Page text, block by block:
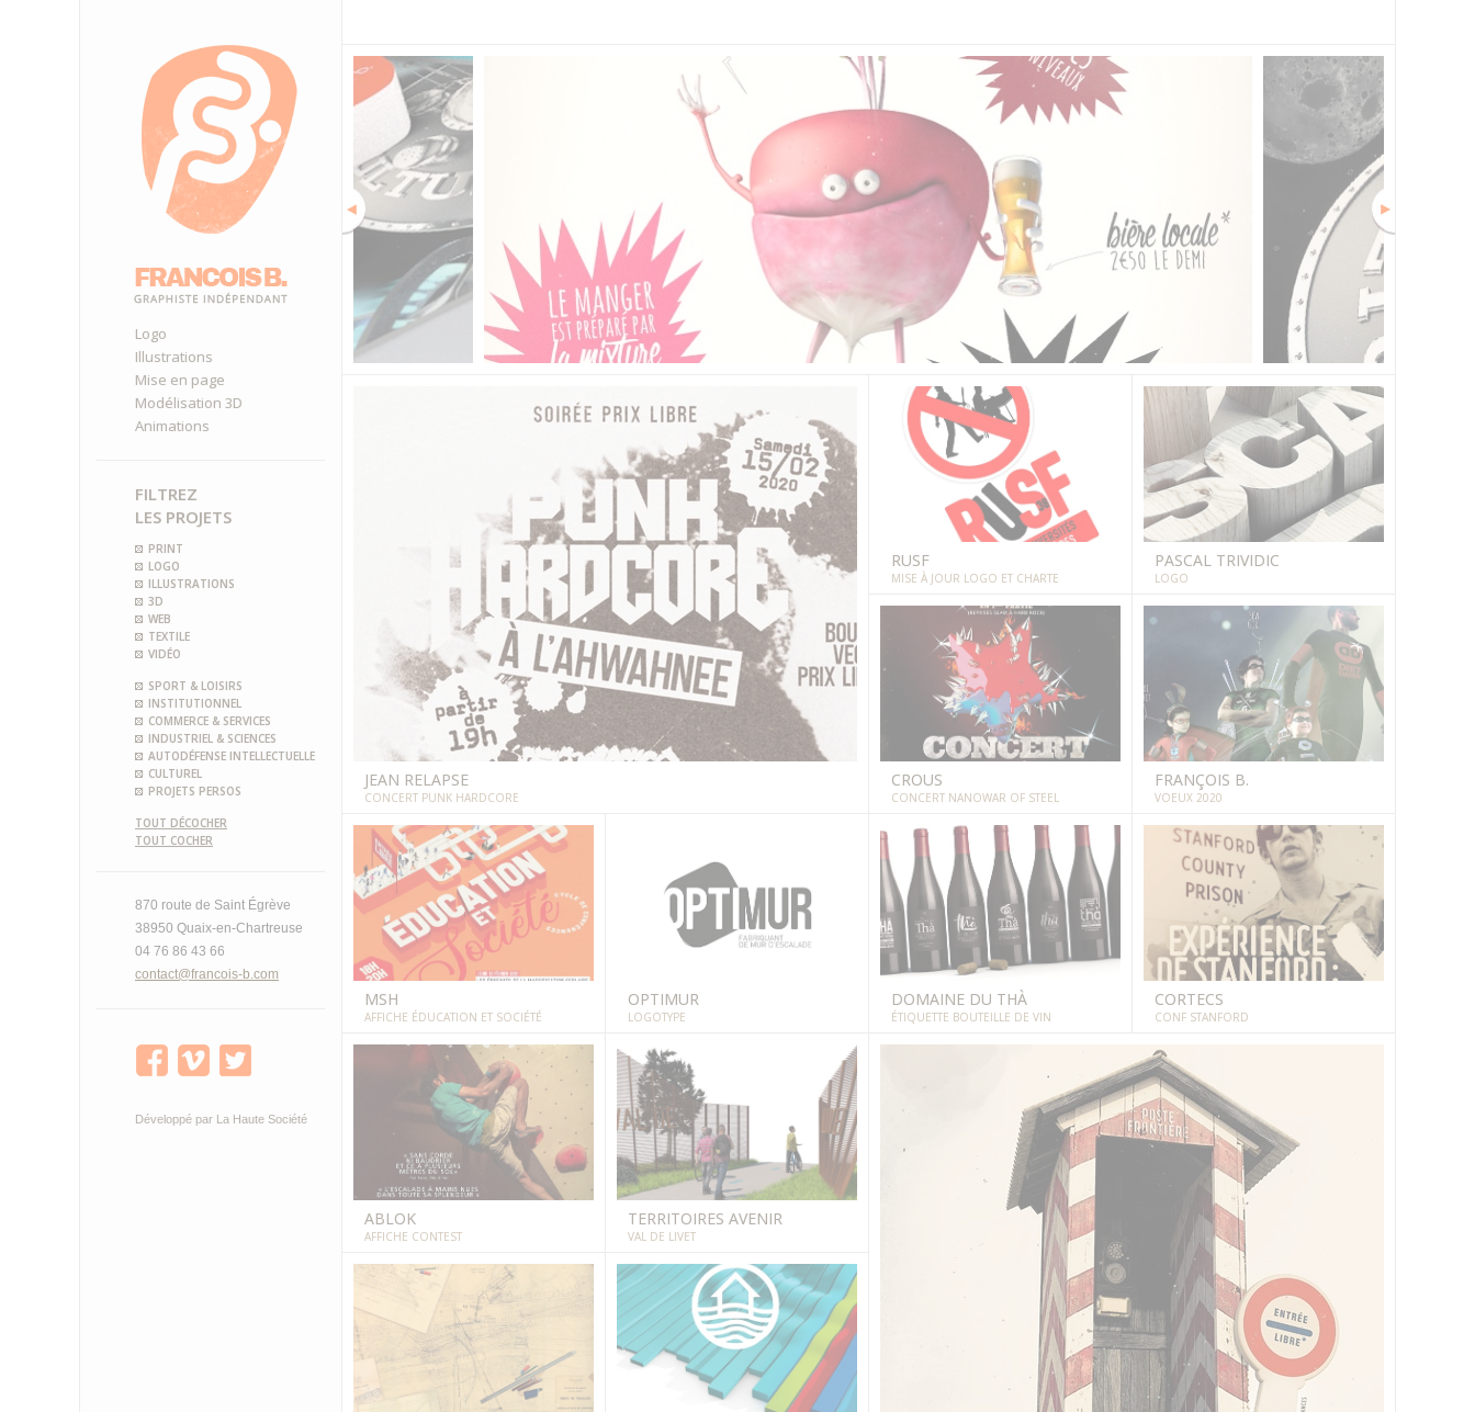
Logo
Illustrations
Mise en page
Modélisation 3D
Animations
FILTREZ
LES PROJETS
PRINT
LOGO
ILLUSTRATIONS
3D
WEB
TEXTILE
VIDÉO
SPORT & LOISIRS
INSTITUTIONNEL
COMMERCE & SERVICES
INDUSTRIEL & SCIENCES
AUTODÉFENSE INTELLECTUELLE
CULTUREL
PROJETS PERSOS
TOUT DÉCOCHER
TOUT COCHER
870 route de Saint Égrève
38950 Quaix-en-Chartreuse
04 76 86 43 66
contact@francois-b.com
Développé par La Haute Société
JEAN RELAPSE
CONCERT PUNK HARDCORE
RUSF
MISE À JOUR LOGO ET CHARTE
PASCAL TRIVIDIC
LOGO
CROUS
CONCERT NANOWAR OF STEEL
FRANÇOIS B.
VOEUX 2020
MSH
AFFICHE ÉDUCATION ET SOCIÉTÉ
OPTIMUR
LOGOTYPE
DOMAINE DU THÀ
ÉTIQUETTE BOUTEILLE DE VIN
CORTECS
CONF STANFORD
ABLOK
AFFICHE CONTEST
TERRITOIRES AVENIR
VAL DE LIVET